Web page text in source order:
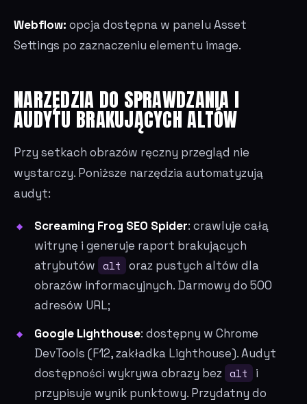
Webflow: opcja dostępna w panelu Asset
Settings po zaznaczeniu elementu image.
NARZĘDZIA DO SPRAWDZANIA I
AUDYTU BRAKUJĄCYCH ALTÓW
Przy setkach obrazów ręczny przegląd nie
wystarczy. Poniższe narzędzia automatyzują
audyt:
Screaming Frog SEO Spider: crawluje całą
witrynę i generuje raport brakujących
atrybutów alt oraz pustych altów dla
obrazów informacyjnych. Darmowy do 500
adresów URL;
Google Lighthouse: dostępny w Chrome
DevTools (F12, zakładka Lighthouse). Audyt
dostępności wykrywa obrazy bez alt
i
przypisuje wynik punktowy. Przydatny do